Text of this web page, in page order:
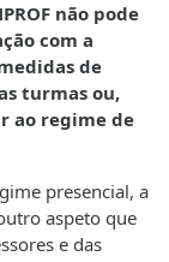
não pode
com a
de
turmas ou,
ao regime de
presencial, a
aspeto que
e das